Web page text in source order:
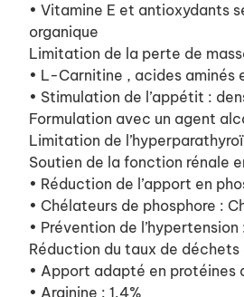
• Vitamine E et antioxydants
organique
Limitation de la perte de
• L-Carnitine , acides aminés
• Stimulation de l’appétit :
Formulation avec un agent
Limitation de
Soutien de la fonction rénale
• Réduction de l’apport en
• Chélateurs de phosphore :
• Prévention de
Réduction du taux de déchets
• Apport adapté en protéines
• Arginine : 1.4%